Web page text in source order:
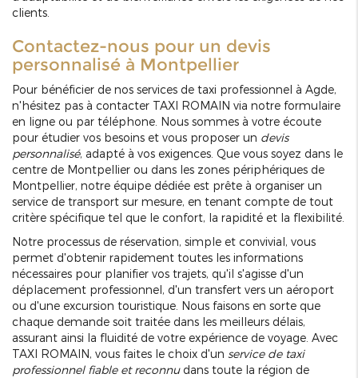
clients.
Contactez-nous pour un devis
personnalisé à Montpellier
Pour bénéficier de nos services de taxi professionnel à Agde,
n'hésitez pas à contacter TAXI ROMAIN via notre formulaire
en ligne ou par téléphone. Nous sommes à votre écoute
pour étudier vos besoins et vous proposer un devis
personnalisé, adapté à vos exigences. Que vous soyez dans le
centre de Montpellier ou dans les zones périphériques de
Montpellier, notre équipe dédiée est prête à organiser un
service de transport sur mesure, en tenant compte de tout
critère spécifique tel que le confort, la rapidité et la flexibilité.
Notre processus de réservation, simple et convivial, vous
permet d'obtenir rapidement toutes les informations
nécessaires pour planifier vos trajets, qu'il s'agisse d'un
déplacement professionnel, d'un transfert vers un aéroport
ou d'une excursion touristique. Nous faisons en sorte que
chaque demande soit traitée dans les meilleurs délais,
assurant ainsi la fluidité de votre expérience de voyage. Avec
TAXI ROMAIN, vous faites le choix d'un service de taxi
professionnel fiable et reconnudans toute la région de